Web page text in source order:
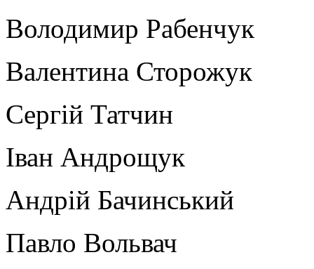
Володимир Рабенчук
Валентина Сторожук
Сергій Татчин
Іван Андрощук
Андрій Бачинський
Павло Вольвач